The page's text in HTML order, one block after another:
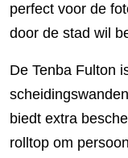
perfect voor de
door de stad wil
De Tenba Fulton
biedt extra
rolltop om